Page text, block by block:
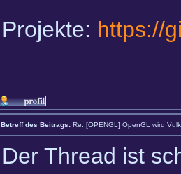
Projekte: https://
Betreff des Beitrags: Re: [OPENGL] OpenGL wird
Der Thread ist